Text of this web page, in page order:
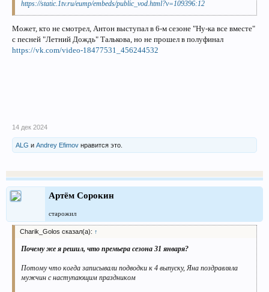
https://static.1tv.ru/eump/embeds/public_vod.html?v=109396:12
Может, кто не смотрел, Антон выступал в 6-м сезоне "Ну-ка все вместе"
с песней "Летний Дождь" Талькова, но не прошел в полуфинал
https://vk.com/video-18477531_456244532
14 дек 2024
ALG и Andrey Efimov нравится это.
Артём Сорокин
старожил
Charik_Golos сказал(а): ↑
Почему же я решил, что премьера сезона 31 января?
Потому что когда записывали подводки к 4 выпуску, Яна поздравляла
мужчин с наступающим праздником